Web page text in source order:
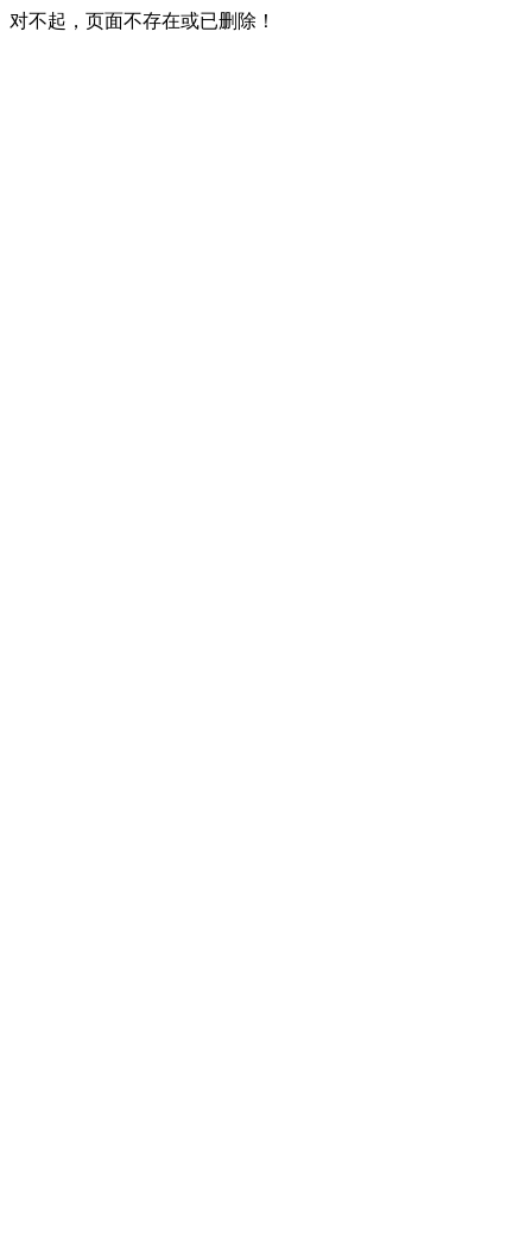
对不起，页面不存在或已删除！